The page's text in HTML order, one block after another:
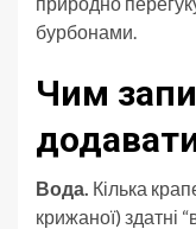
бурбонами.
Чим
Вода. Кілька
крижаної) здатні